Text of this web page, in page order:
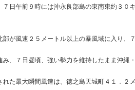
７日午前９時には沖永良部島の東南東約３
部が風速２５メートル以上の暴風域に入り
み、７日昼頃、強い勢力を維持したまま沖
れた最大瞬間風速は、徳之島天城町４１．